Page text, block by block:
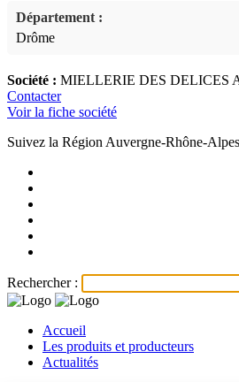
Département :
Drôme
Société : MIELLERIE DES DELICES
Contacter
Voir la fiche société
Suivez la Région Auvergne-Rhône-
Rechercher :
Accueil
Les produits et producteurs
Actualités